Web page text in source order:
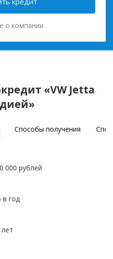
о компании
«VW Jetta
Способы получения
000 рублей
в год